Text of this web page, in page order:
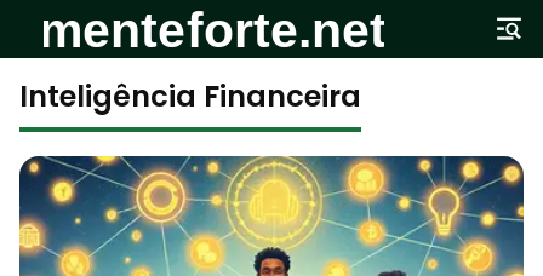
Inteligência Financeira